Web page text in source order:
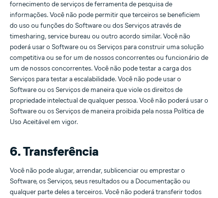
fornecimento de serviços de ferramenta de pesquisa de
informações. Você não pode permitir que terceiros se beneficiem
do uso ou funções do Software ou dos Serviços através de
timesharing, service bureau ou outro acordo similar. Você não
poderá usar o Software ou os Serviços para construir uma solução
competitiva ou se for um de nossos concorrentes ou funcionário de
um de nossos concorrentes. Você não pode testar a carga dos
Serviços para testar a escalabilidade. Você não pode usar o
Software ou os Serviços de maneira que viole os direitos de
propriedade intelectual de qualquer pessoa. Você não poderá usar o
Software ou os Serviços de maneira proibida pela nossa Política de
Uso Aceitável em vigor.
6. Transferência
Você não pode alugar, arrendar, sublicenciar ou emprestar o
Software, os Serviços, seus resultados ou a Documentação ou
qualquer parte deles a terceiros. Você não poderá transferir todos